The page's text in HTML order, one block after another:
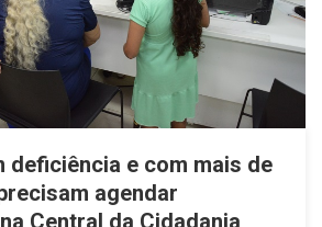
deficiência e com mais de
agendar